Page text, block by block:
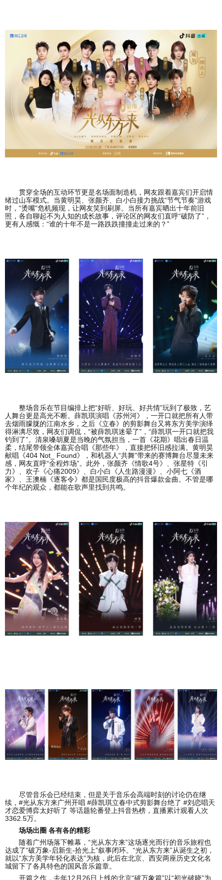
贯穿全场的互动环节更是名场面制造机，网友跟着嘉宾们开启情
绪过山车模式。当黄明昊、张颜齐、白小白接力挑战“节气节奏”游戏
时，“烫嘴”危机频现，让网友笑到刷屏。当所有嘉宾晒出十年前旧
照，各自聊起不为人知的成长故事，评论区的网友们直呼“破防了”，
更有人感慨：“谁的十年不是一路跌跌撞撞走过来的？”
整场音乐在节目编排上把“好听、好玩、好共情”玩到了极致，艺
人舞台更是高光不断。薛凯琪演唱《苏州河》，一开口就把所有人带
去烟雨朦胧的江南水乡，之后《立春》的剪影舞台又将东方美学演绎
得淋漓尽致，网友们调侃，“被薛凯琪迷晕了”，“薛凯琪一开口就把我
钓到了”。清泉嗓胡夏是当晚的气氛担当，一首《花期》唱出春日温
柔，结尾带领全体嘉宾合唱《那些年》，直接把怀旧感拉满。黄明昊
献唱《404 Not_ Found》，和机器人“共舞”带来的赛博舞台尽显未来
感，网友直呼“全程炸场”。此外，张颜齐《情歌4号》、张星特《引
力》、欢子《心痛2009》、白小白《人生路漫漫》、小阿七《酒
家》、王澳楠《逐客令》都是国民度极高的抖音爆款金曲。不管是哪
个年纪的观众，都能在歌声里找到共鸣。
尽管音乐会已经结束，但是关于音乐会高端时刻的讨论仍在继
续，#光从东方来广州开唱 #薛凯琪立春中式剪影舞台绝了 #刘恋唱天
才恋爱博弈太好听了 等话题轮番登上抖音热榜，直播累计观看人次
3362.5万。
场场出圈 各有各的精彩
随着广州场落下帷幕，“光从东方来”这场逐光而行的音乐旅程也
达成了“破万象-启新生-拾光上”叙事闭环。“光从东方来”从诞生之初，
就以“东方美学年轻化表达”为核，此后在北京、西安两座历史文化名
城留下了各具特色的国风音乐篇章。
开篇之作，去年12月26日上线的北京“破万象篇”以“初光破晓”为